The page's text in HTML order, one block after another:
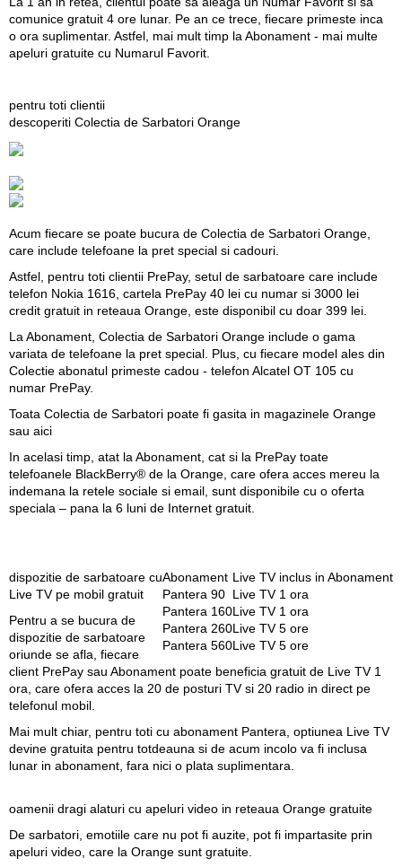
comunice gratuit 4 ore lunar. Pe an ce trece, fiecare primeste inca
o ora suplimentar. Astfel, mai mult timp la Abonament - mai multe
apeluri gratuite cu Numarul Favorit.
pentru toti clientii
descoperiti Colectia de Sarbatori Orange
Acum fiecare se poate bucura de Colectia de Sarbatori Orange,
care include telefoane la pret special si cadouri.
Astfel, pentru toti clientii PrePay, setul de sarbatoare care include
telefon Nokia 1616, cartela PrePay 40 lei cu numar si 3000 lei
credit gratuit in reteaua Orange, este disponibil cu doar 399 lei.
La Abonament, Colectia de Sarbatori Orange include o gama
variata de telefoane la pret special. Plus, cu fiecare model ales din
Colectie abonatul primeste cadou - telefon Alcatel OT 105 cu
numar PrePay.
Toata Colectia de Sarbatori poate fi gasita in magazinele Orange
sau aici
In acelasi timp, atat la Abonament, cat si la PrePay toate
telefoanele BlackBerry® de la Orange, care ofera acces mereu la
indemana la retele sociale si email, sunt disponibile cu o oferta
speciala – pana la 6 luni de Internet gratuit.
Abonament Live TV inclus in Abonament
Pantera 90 Live TV 1 ora
Pantera 160Live TV 1 ora
Pantera 260Live TV 5 ore
Pantera 560Live TV 5 ore
dispozitie de sarbatoare cu
Live TV pe mobil gratuit
Pentru a se bucura de
dispozitie de sarbatoare
oriunde se afla, fiecare
client PrePay sau Abonament poate beneficia gratuit de Live TV 1
ora, care ofera acces la 20 de posturi TV si 20 radio in direct pe
telefonul mobil.
Mai mult chiar, pentru toti cu abonament Pantera, optiunea Live TV
devine gratuita pentru totdeauna si de acum incolo va fi inclusa
lunar in abonament, fara nici o plata suplimentara.
oamenii dragi alaturi cu apeluri video in reteaua Orange gratuite
De sarbatori, emotiile care nu pot fi auzite, pot fi impartasite prin
apeluri video, care la Orange sunt gratuite.